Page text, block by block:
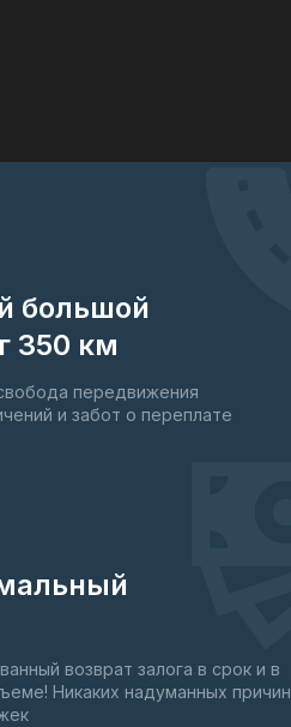
большой
350 км
передвижения
и забот о переплате
возврат залога в срок и в
Никаких надуманных причин